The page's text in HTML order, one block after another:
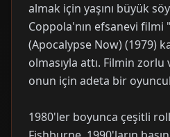
almak için yaşını büyük
Coppola'nın efsanevi filmi
(Apocalypse Now) (1979)
olmasıyla attı. Filmin
onun için adeta bir
1980'ler boyunca çeşitli